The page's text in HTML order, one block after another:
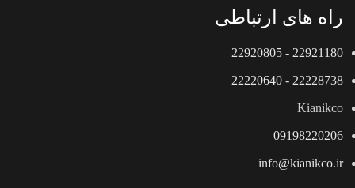
راه های ارتباطی
22921180 - 22920805
22228738 - 22220640
Kianikco
09198220206
info@kianikco.ir